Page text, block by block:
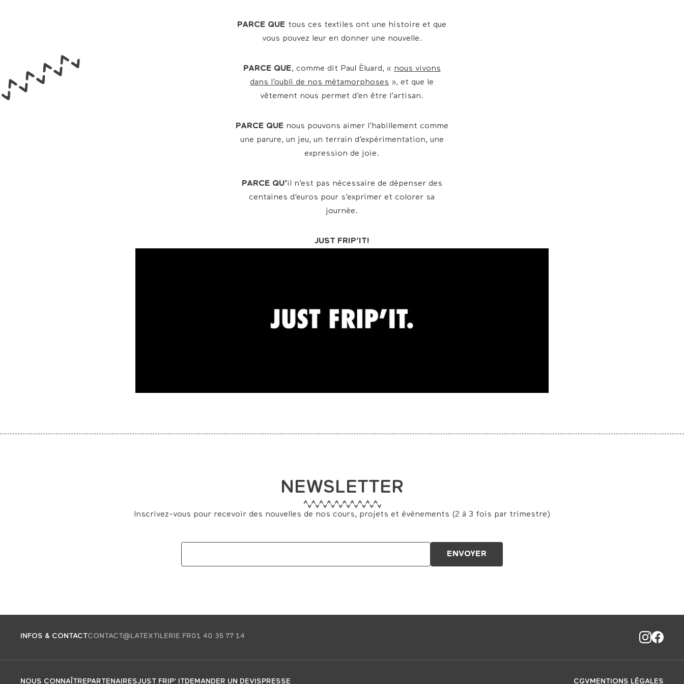
PARCE QUE tous ces textiles ont une histoire et que
vous pouvez leur en donner une nouvelle.
PARCE QUE, comme dit Paul Éluard, « nous vivons
dans l’oubli de nos métamorphoses », et que le
vêtement nous permet d’en être l’artisan.
PARCE QUE nous pouvons aimer l’habillement comme
une parure, un jeu, un terrain d’expérimentation, une
expression de joie.
PARCE QU’il n’est pas nécessaire de dépenser des
centaines d’euros pour s’exprimer et colorer sa
journée.
JUST FRIP’IT!
NEWSLETTER
Inscrivez-vous pour recevoir des nouvelles de nos cours, projets et événements (2 à 3 fois par trimestre)
INFOS & CONTACTCONTACT@LATEXTILERIE.FR01 40 35 77 14
NOUS CONNAÎTREPARTENAIRESJUST FRIP’ ITDEMANDER UN DEVISPRESSE CGVMENTIONS LÉGALES